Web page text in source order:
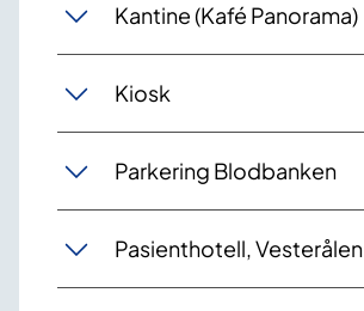
Kantine (Kafé Panorama)
Kiosk
Parkering Blodbanken
Pasienthotell, Vesterålen